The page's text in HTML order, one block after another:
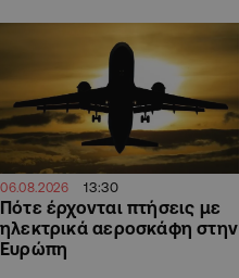
06.08.2026 13:30
Πότε έρχονται πτήσεις με
ηλεκτρικά αεροσκάφη στην
Ευρώπη